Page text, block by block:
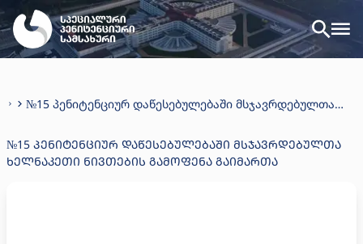
№15 პენიტენციურ დაწესებულებაში მსჯავრდებულთა
№15 ᲞᲔᲜᲘᲢᲔᲜᲪᲘᲣᲠ ᲓᲐᲬᲔᲡᲔᲑᲣᲚᲔᲑᲐᲨᲘ ᲛᲡᲯᲐᲕᲠᲓᲔᲑᲣᲚᲗᲐ
ᲮᲔᲚᲜᲐᲙᲔᲗᲘ ᲜᲘᲕᲗᲔᲑᲘᲡ ᲒᲐᲛᲝᲤᲔᲜᲐ ᲒᲐᲘᲛᲐᲠᲗᲐ